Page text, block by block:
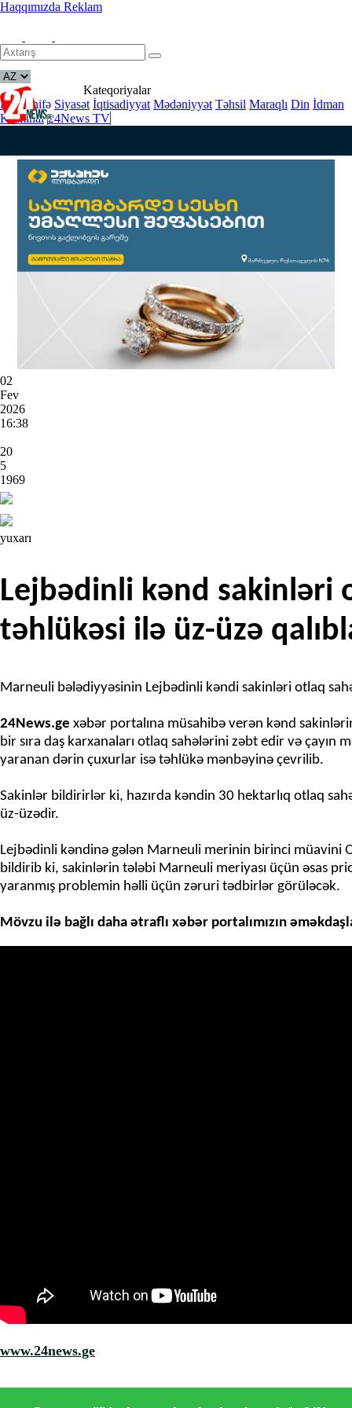
Haqqımızda Reklam
Kateqoriyalar
Baş səhifə Siyasət İqtisadiyyat Mədəniyyət Təhsil Maraqlı Din İdman
Kriminal 24News TV
02
Fev
2026
16:38
20
5
1969
yuxarı
Lejbədinli kənd sakinləri
təhlükəsi ilə üz-üzə
Marneuli bələdiyyəsinin Lejbədinli kəndi sakinləri otlaq
24News.ge xəbər portalına müsahibə verən kənd
bir sıra daş karxanaları otlaq sahələrini zəbt edir və çayın
yaranan dərin çuxurlar isə təhlükə mənbəyinə çevrilib.
Sakinlər bildirirlər ki, hazırda kəndin 30 hektarlıq otlaq
üz-üzədir.
Lejbədinli kəndinə gələn Marneuli merinin birinci müavini
bildirib ki, sakinlərin tələbi Marneuli meriyası üçün əsas
yaranmış problemin həlli üçün zəruri tədbirlər görüləcək.
Mövzu ilə bağlı daha ətraflı xəbər portalımızın
www.24news.ge